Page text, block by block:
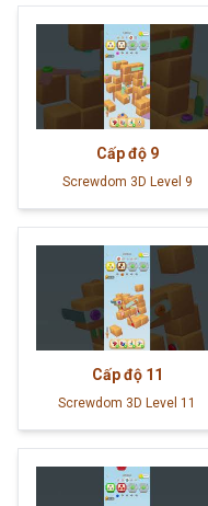
Cấp độ 9
Screwdom 3D Level 9
Cấp độ 11
Screwdom 3D Level 11